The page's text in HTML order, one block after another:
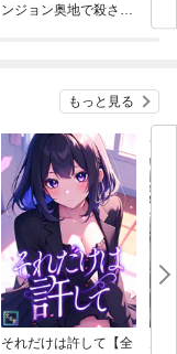
ンジョン奥地で殺され
れて元パーティーメン
バーと世界に復讐＆
もっと見る
それだけは許して【全